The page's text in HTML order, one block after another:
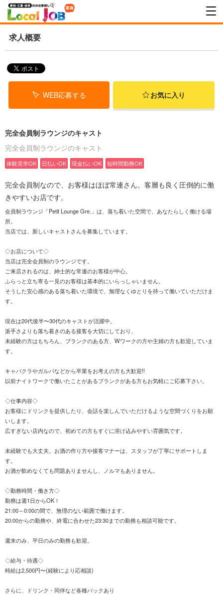
求人概要
WEB応募する お気に入り
完全会員制ラウンジのキャスト
完全会員制ラウンジのキャスト
体験見学OK 日払いOK 現金払いOK 短時間勤務OK
完全会員制なので、お客様はほぼ常連さん。客層も良く圧倒的に働
きやすいお店です。
会員制ラウンジ「Petit Lounge Gre.」は、落ち着いた空間で、あなたらしく働ける場
所。
当店では、新しいキャストさんを募集しています。
◇お店について◇
当店は完全会員制のラウンジです。
ご来店されるのは、紳士的な常連のお客様が中心。
ふらっと立ち寄る一見のお客様は基本的にいらっしゃいません。
そうした安心感のある落ち着いた環境で、無理なくゆとりを持って働いていただけま
す。
現在は20代後半〜30代のキャストが活躍中。
派手さよりも落ち着きのある接客を大切にしており、
未経験の方はもちろん、ブランクのある方、Wワークの方や主婦の方も歓迎していま
す。
キャバクラやガルバなどから卒業をお考えの方も大歓迎!!
以前ナイトワークで働いたことがあるブランクがある方もお気軽にご応募下さい。
◇仕事内容◇
お客様にドリンクを提供したり、会話を楽しんでいただけるような空間づくりをお願
いします。
広すぎない店内なので、初めての方もすぐに溶け込みやすい雰囲気です。
未経験でも大丈夫。お酒の作り方や接客マナーは、スタッフが丁寧にサポートしま
す。
お酒が飲めなくても問題ありませんし、ノルマもありません。
◇勤務時間・働き方◇
勤務は週1日からOK！
21:00～0:00の間で、無理のない範囲で働けます。
20:00からの勤務や、終電に合わせた23:30までの勤務も相談可能です。
週末のみ、平日のみの勤務も歓迎。
◇給与・待遇◇
時給は2,500円〜(経験により応相談)
さらに、ドリンク・同伴など各種バックあり